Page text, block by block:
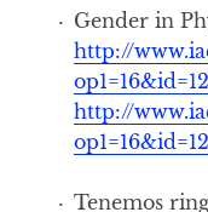
Gender in
http://
http://
Tenemos